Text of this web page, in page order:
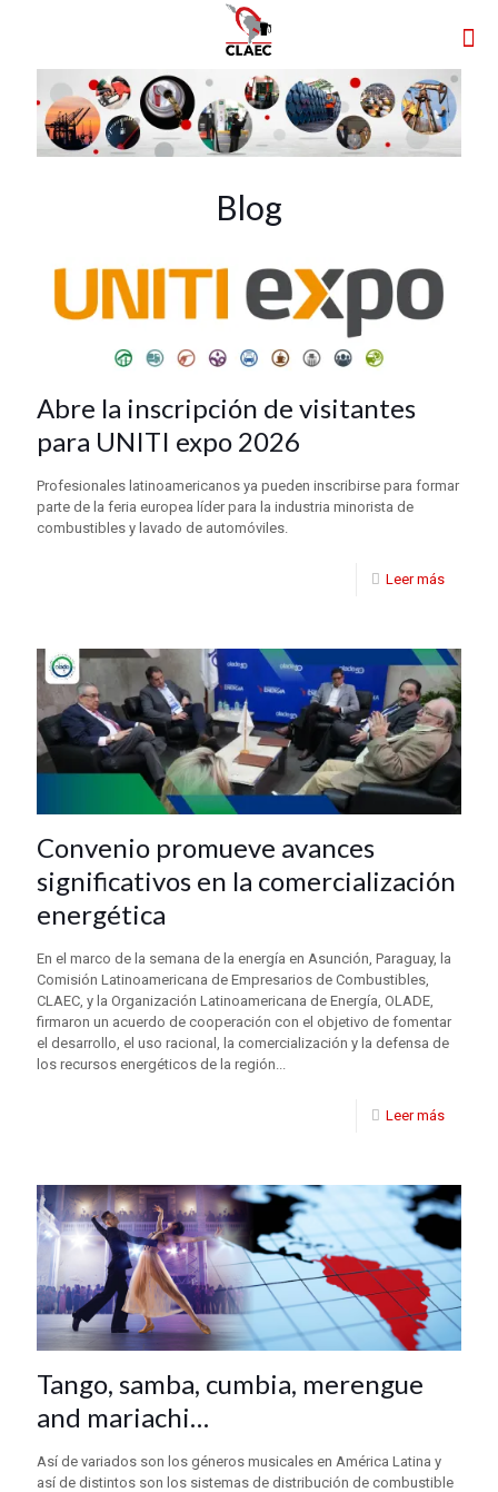
Blog
Abre la inscripción de visitantes
para UNITI expo 2026
Profesionales latinoamericanos ya pueden inscribirse para formar
parte de la feria europea líder para la industria minorista de
combustibles y lavado de automóviles.
Leer más
Convenio promueve avances
significativos en la comercialización
energética
En el marco de la semana de la energía en Asunción, Paraguay, la
Comisión Latinoamericana de Empresarios de Combustibles,
CLAEC, y la Organización Latinoamericana de Energía, OLADE,
firmaron un acuerdo de cooperación con el objetivo de fomentar
el desarrollo, el uso racional, la comercialización y la defensa de
los recursos energéticos de la región...
Leer más
Tango, samba, cumbia, merengue
and mariachi…
Así de variados son los géneros musicales en América Latina y
así de distintos son los sistemas de distribución de combustible